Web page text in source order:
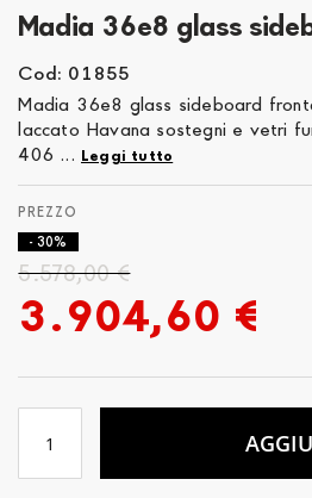
Madia 36e8 glass
Cod: 01855
Madia 36e8 glass sideboard
laccato Havana sostegni e vetri
406 ... Leggi tutto
3.904,60 €
5.578,00 €
- 30%